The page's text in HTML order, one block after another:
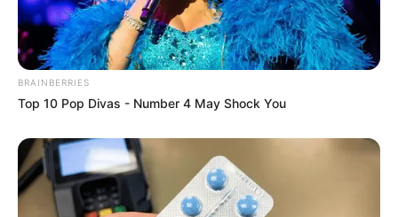
BRAINBERRIES
Top 10 Pop Divas - Number 4 May Shock You